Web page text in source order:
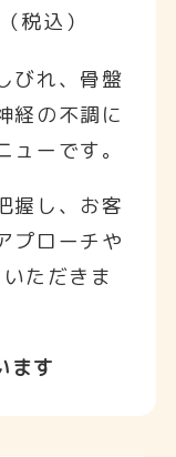
（税込）
びれ、骨盤
経の不調に
ーです。
握し、お客
プローチや
ただきま
ます